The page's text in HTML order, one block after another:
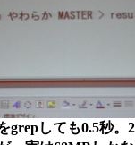
grepしても0.5秒。